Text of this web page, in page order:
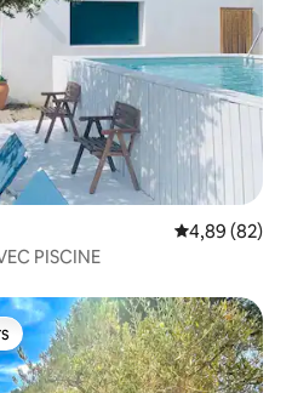
Évaluation
4,89 (82)
PISCINE
plus appréciés